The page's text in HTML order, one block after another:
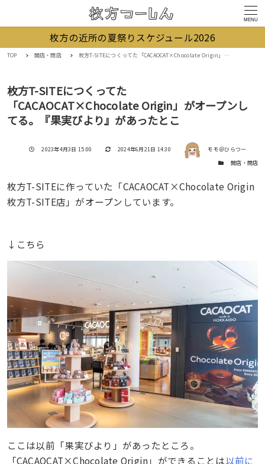
MENU
枚方の近所の夏祭りスケジュール2026
TOP 開店・閉店 枚方T-SITEにつくってた「CACAOCAT×Chocolate Origin」がオープンしてる。『果実びより』があったとこ
枚方T-SITEにつくってた
「CACAOCAT×Chocolate Origin」がオープンし
てる。『果実びより』があったとこ
投稿日
2023年4月3日 15:00 更新日
2024年6月21日 14:30 著者
モモ＠ひらつー
カテゴリー開店・閉店
枚方T-SITEに作っていた「CACAOCAT×Chocolate Origin
枚方T-SITE店」がオープンしています。
↓こちら
ここは以前「果実びより」があったところ。
「CACAOCAT×Chocolate Origin」ができることは以前に